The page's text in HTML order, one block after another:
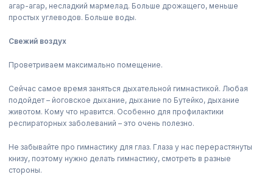
агар-агар, несладкий мармелад. Больше дрожащего, меньше
простых углеводов. Больше воды.
Свежий воздух
Проветриваем максимально помещение.
Сейчас самое время заняться дыхательной гимнастикой. Любая
подойдет – йоговское дыхание, дыхание по Бутейко, дыхание
животом. Кому что нравится. Особенно для профилактики
респираторных заболеваний – это очень полезно.
Не забывайте про гимнастику для глаз. Глаза у нас перерастянуты
книзу, поэтому нужно делать гимнастику, смотреть в разные
стороны.